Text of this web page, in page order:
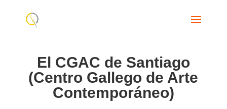
El CGAC de Santiago
(Centro Gallego de Arte
Contemporáneo)